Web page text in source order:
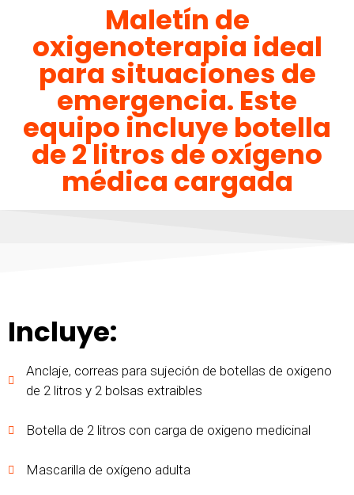
Maletín de
oxigenoterapia ideal
para situaciones de
emergencia. Este
equipo incluye botella
de 2 litros de oxígeno
médica cargada
Incluye:
Anclaje, correas para sujeción de botellas de oxigeno
de 2 litros y 2 bolsas extraibles
Botella de 2 litros con carga de oxigeno medicinal
Mascarilla de oxígeno adulta